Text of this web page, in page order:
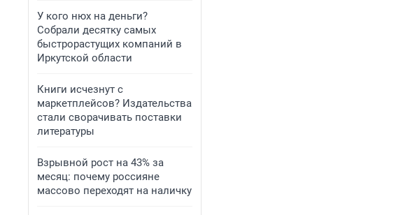
У кого нюх на деньги?
Собрали десятку самых
быстрорастущих компаний в
Иркутской области
Книги исчезнут с
маркетплейсов? Издательства
стали сворачивать поставки
литературы
Взрывной рост на 43% за
месяц: почему россияне
массово переходят на наличку